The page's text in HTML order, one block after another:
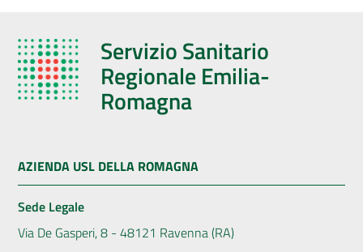
Servizio Sanitario
Regionale Emilia-
Romagna
AZIENDA USL DELLA ROMAGNA
Sede Legale
Via De Gasperi, 8 - 48121 Ravenna (RA)